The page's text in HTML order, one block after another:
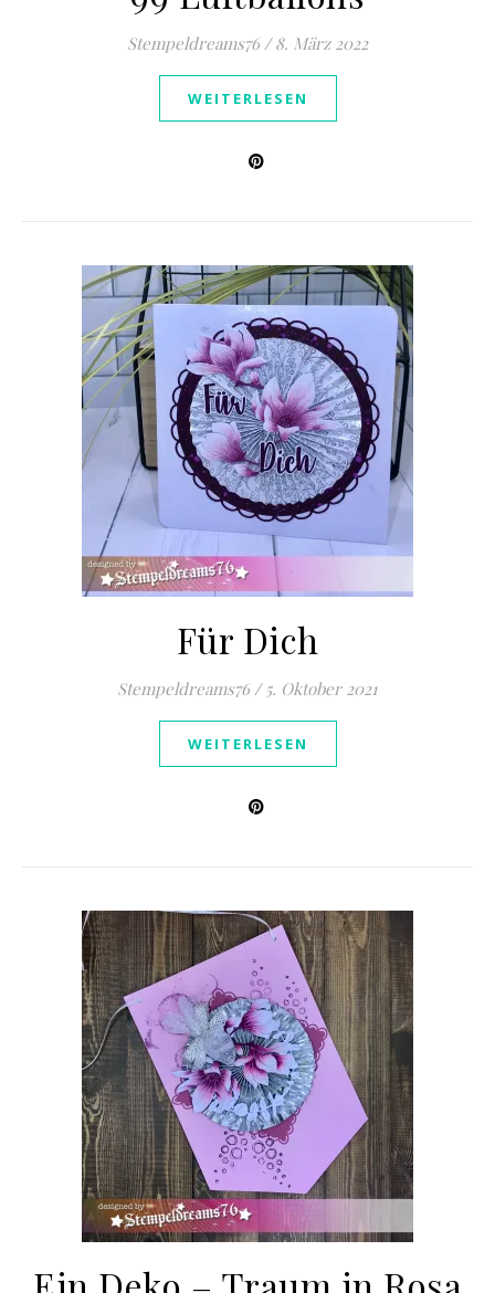
Stempeldreams76 / 8. März 2022
WEITERLESEN
Für Dich
Stempeldreams76 / 5. Oktober 2021
WEITERLESEN